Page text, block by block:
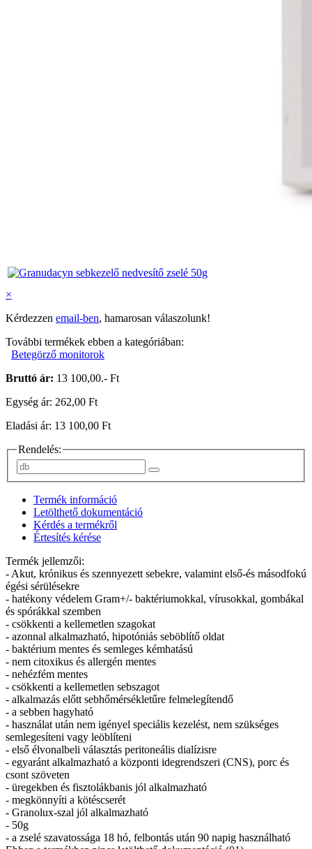
×
Kérdezzen email-ben, hamarosan válaszolunk!
További termékek ebben a kategóriában:
Betegörző monitorok
Bruttó ár: 13 100,00.- Ft
Egység ár: 262,00 Ft
Eladási ár: 13 100,00 Ft
Rendelés:
Termék információ
Letölthető dokumentáció
Kérdés a termékről
Értesítés kérése
Termék jellemzői:
- Akut, krónikus és szennyezett sebekre, valamint első-és másodfokú
égési sérülésekre
- hatékony védelem Gram+/- baktériumokkal, vírusokkal, gombákal
és spórákkal szemben
- csökkenti a kellemetlen szagokat
- azonnal alkalmazható, hipotóniás seböblítő oldat
- baktérium mentes és semleges kémhatású
- nem citoxikus és allergén mentes
- nehézfém mentes
- csökkenti a kellemetlen sebszagot
- alkalmazás előtt sebhőmérsékletűre felmelegítendő
- a sebben hagyható
- használat után nem igényel speciális kezelést, nem szükséges
semlegesíteni vagy leöblíteni
- első élvonalbeli választás peritoneális dialízisre
- egyaránt alkalmazható a központi idegrendszeri (CNS), porc és
csont szöveten
- üregekben és fisztolákbanis jól alkalmazható
- megkönnyíti a kötéscserét
- Granolux-szal jól alkalmazható
- 50g
- a zselé szavatossága 18 hó, felbontás után 90 napig használható